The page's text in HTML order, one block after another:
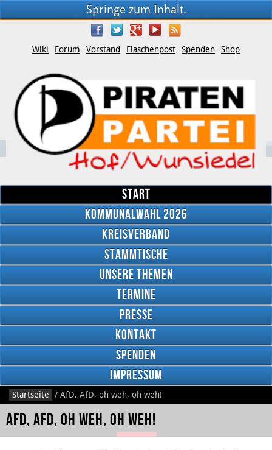
Springe zum Inhalt.
Facebook
Twitter
Google
Plus
YouTube
Wiki Forum Vorstand Flaschenpost Spenden Shop
Start
Kommunalwahl 2026
Kreisverband
Stammtische
Unsere Themen
Termine
Presse
Kontakt
Spenden
Impressum
Startseite / AfD, AfD, oh weh, oh weh!
AfD, AfD, oh weh, oh weh!